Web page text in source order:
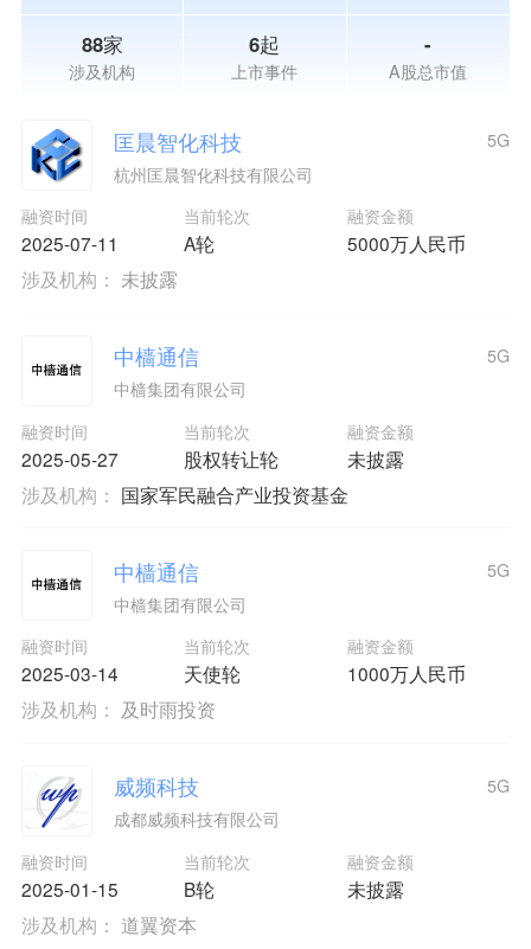
88家
涉及机构
6起
上市事件
-
A股总市值
匡晨智化科技
杭州匡晨智化科技有限公司
融资时间
2025-07-11
当前轮次
A轮
融资金额
5000万人民币
5G
涉及机构： 未披露
中樯通信
中樯集团有限公司
融资时间
2025-05-27
当前轮次
股权转让轮
融资金额
未披露
5G
涉及机构： 国家军民融合产业投资基金
中樯通信
中樯集团有限公司
融资时间
2025-03-14
当前轮次
天使轮
融资金额
1000万人民币
5G
涉及机构： 及时雨投资
威频科技
成都威频科技有限公司
融资时间
2025-01-15
当前轮次
B轮
融资金额
未披露
5G
涉及机构： 道翼资本